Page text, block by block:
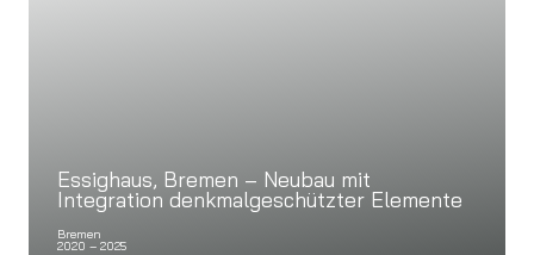
Essighaus, Bremen – Neubau mit
Integration denkmalgeschützter Elemente
Bremen
2020 – 2025